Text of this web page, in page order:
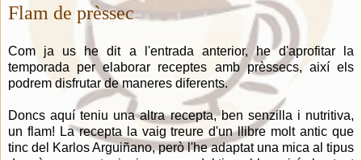
Flam de prèssec
Com ja us he dit a l'entrada anterior, he d'aprofitar la
temporada per elaborar receptes amb prèssecs, així els
podrem disfrutar de maneres diferents.
Doncs aquí teniu una altra recepta, ben senzilla i nutritiva,
un flam! La recepta la vaig treure d'un llibre molt antic que
tinc del Karlos Arguiñano, però l'he adaptat una mica al tipus